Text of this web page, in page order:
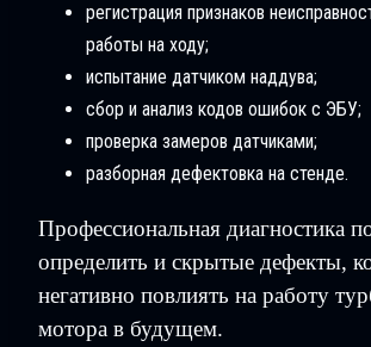
регистрация признаков
работы на ходу;
испытание датчиком наддува;
сбор и анализ кодов ошибок с ЭБУ;
проверка замеров датчиками;
разборная дефектовка на стенде.
Профессиональная диагностика
определить и скрытые дефекты,
негативно повлиять на работу
мотора в будущем.